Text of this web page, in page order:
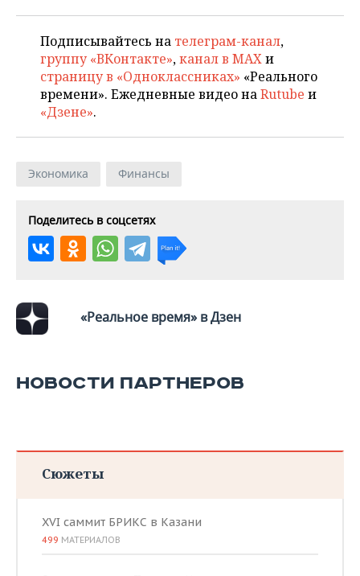
ФИГУРНОЕ КАТАНИЕ
ВОДНЫЕ ВИДЫ СПОРТА
ХОККЕЙ С МЯЧОМ
МЕДИЦИНА
ОБРАЗОВАНИЕ
ПРОИСШЕСТВИЯ
Подписывайтесь на телеграм-канал,
группу «ВКонтакте»,канал в MAXи
страницу в «Одноклассниках» «Реального
времени». Ежедневные видео наRutube и
«Дзене».
Экономика Финансы
Поделитесь в соцсетях
«Реальное время» в Дзен
НОВОСТИ ПАРТНЕРОВ
Сюжеты
XVI саммит БРИКС в Казани
499 МАТЕРИАЛОВ